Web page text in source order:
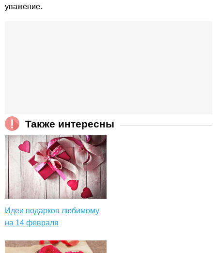
уважение.
Также интересны
Идеи подарков любимому
на 14 февраля